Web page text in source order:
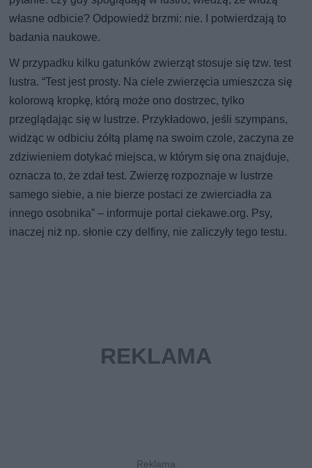
własne odbicie? Odpowiedź brzmi: nie. I potwierdzają to
badania naukowe.
W przypadku kilku gatunków zwierząt stosuje się tzw. test
lustra. “Test jest prosty. Na ciele zwierzęcia umieszcza się
kolorową kropkę, którą może ono dostrzec, tylko
przeglądając się w lustrze. Przykładowo, jeśli szympans,
widząc w odbiciu żółtą plamę na swoim czole, zaczyna ze
zdziwieniem dotykać miejsca, w którym się ona znajduje,
oznacza to, że zdał test. Zwierzę rozpoznaje w lustrze
samego siebie, a nie bierze postaci ze zwierciadła za
innego osobnika” – informuje portal ciekawe.org. Psy,
inaczej niż np. słonie czy delfiny, nie zaliczyły tego testu.